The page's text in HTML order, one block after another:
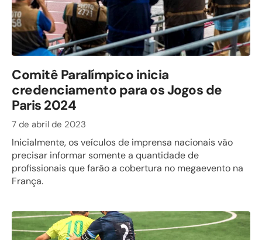
Comitê Paralímpico inicia
credenciamento para os Jogos de
Paris 2024
7 de abril de 2023
Inicialmente, os veículos de imprensa nacionais vão
precisar informar somente a quantidade de
profissionais que farão a cobertura no megaevento na
França.